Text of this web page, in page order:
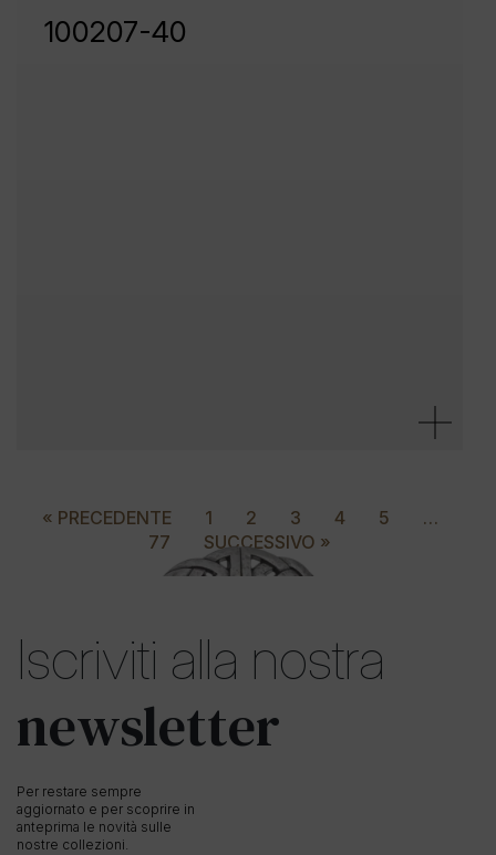
100207-40
« PRECEDENTE 1 2 3 4 5
…
77
SUCCESSIVO »
Iscriviti alla nostra
newsletter
Per restare sempre
aggiornato e per scoprire in
anteprima le novità sulle
nostre collezioni.